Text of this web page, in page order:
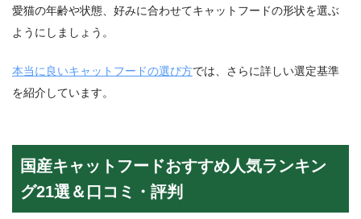
愛猫の年齢や状態、好みに合わせてキャットフードの形状を選ぶ
ようにしましょう。
本当に良いキャットフードの選び方では、さらに詳しい選定基準
を紹介しています。
国産キャットフードおすすめ人気ランキン
グ21選＆口コミ・評判